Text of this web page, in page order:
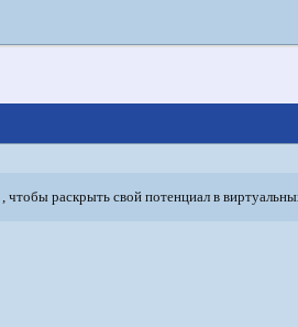
, чтобы раскрыть свой потенциал в